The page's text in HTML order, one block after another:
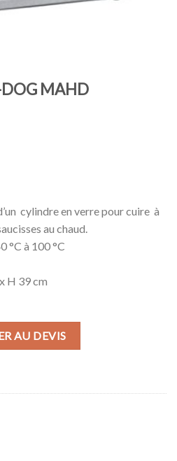
MAHD
cylindre en verre pour cuire à
au chaud.
°C à 100 °C
H 39 cm
DOG MAHD
AU DEVIS